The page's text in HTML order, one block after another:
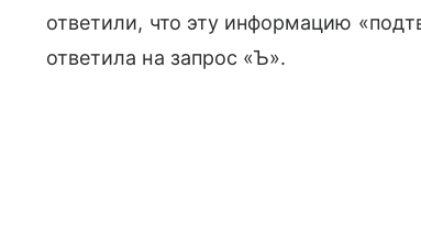
ответили, что эту информацию
ответила на запрос «Ъ».